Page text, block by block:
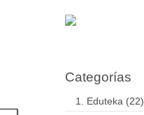
Categorías
1. Eduteka (22)